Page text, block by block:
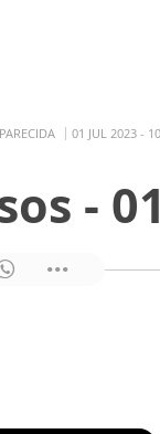
01 JUL 2023 -
-